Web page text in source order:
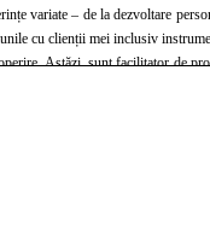
variate – de la dezvoltare
mi-au permis să creez în viața